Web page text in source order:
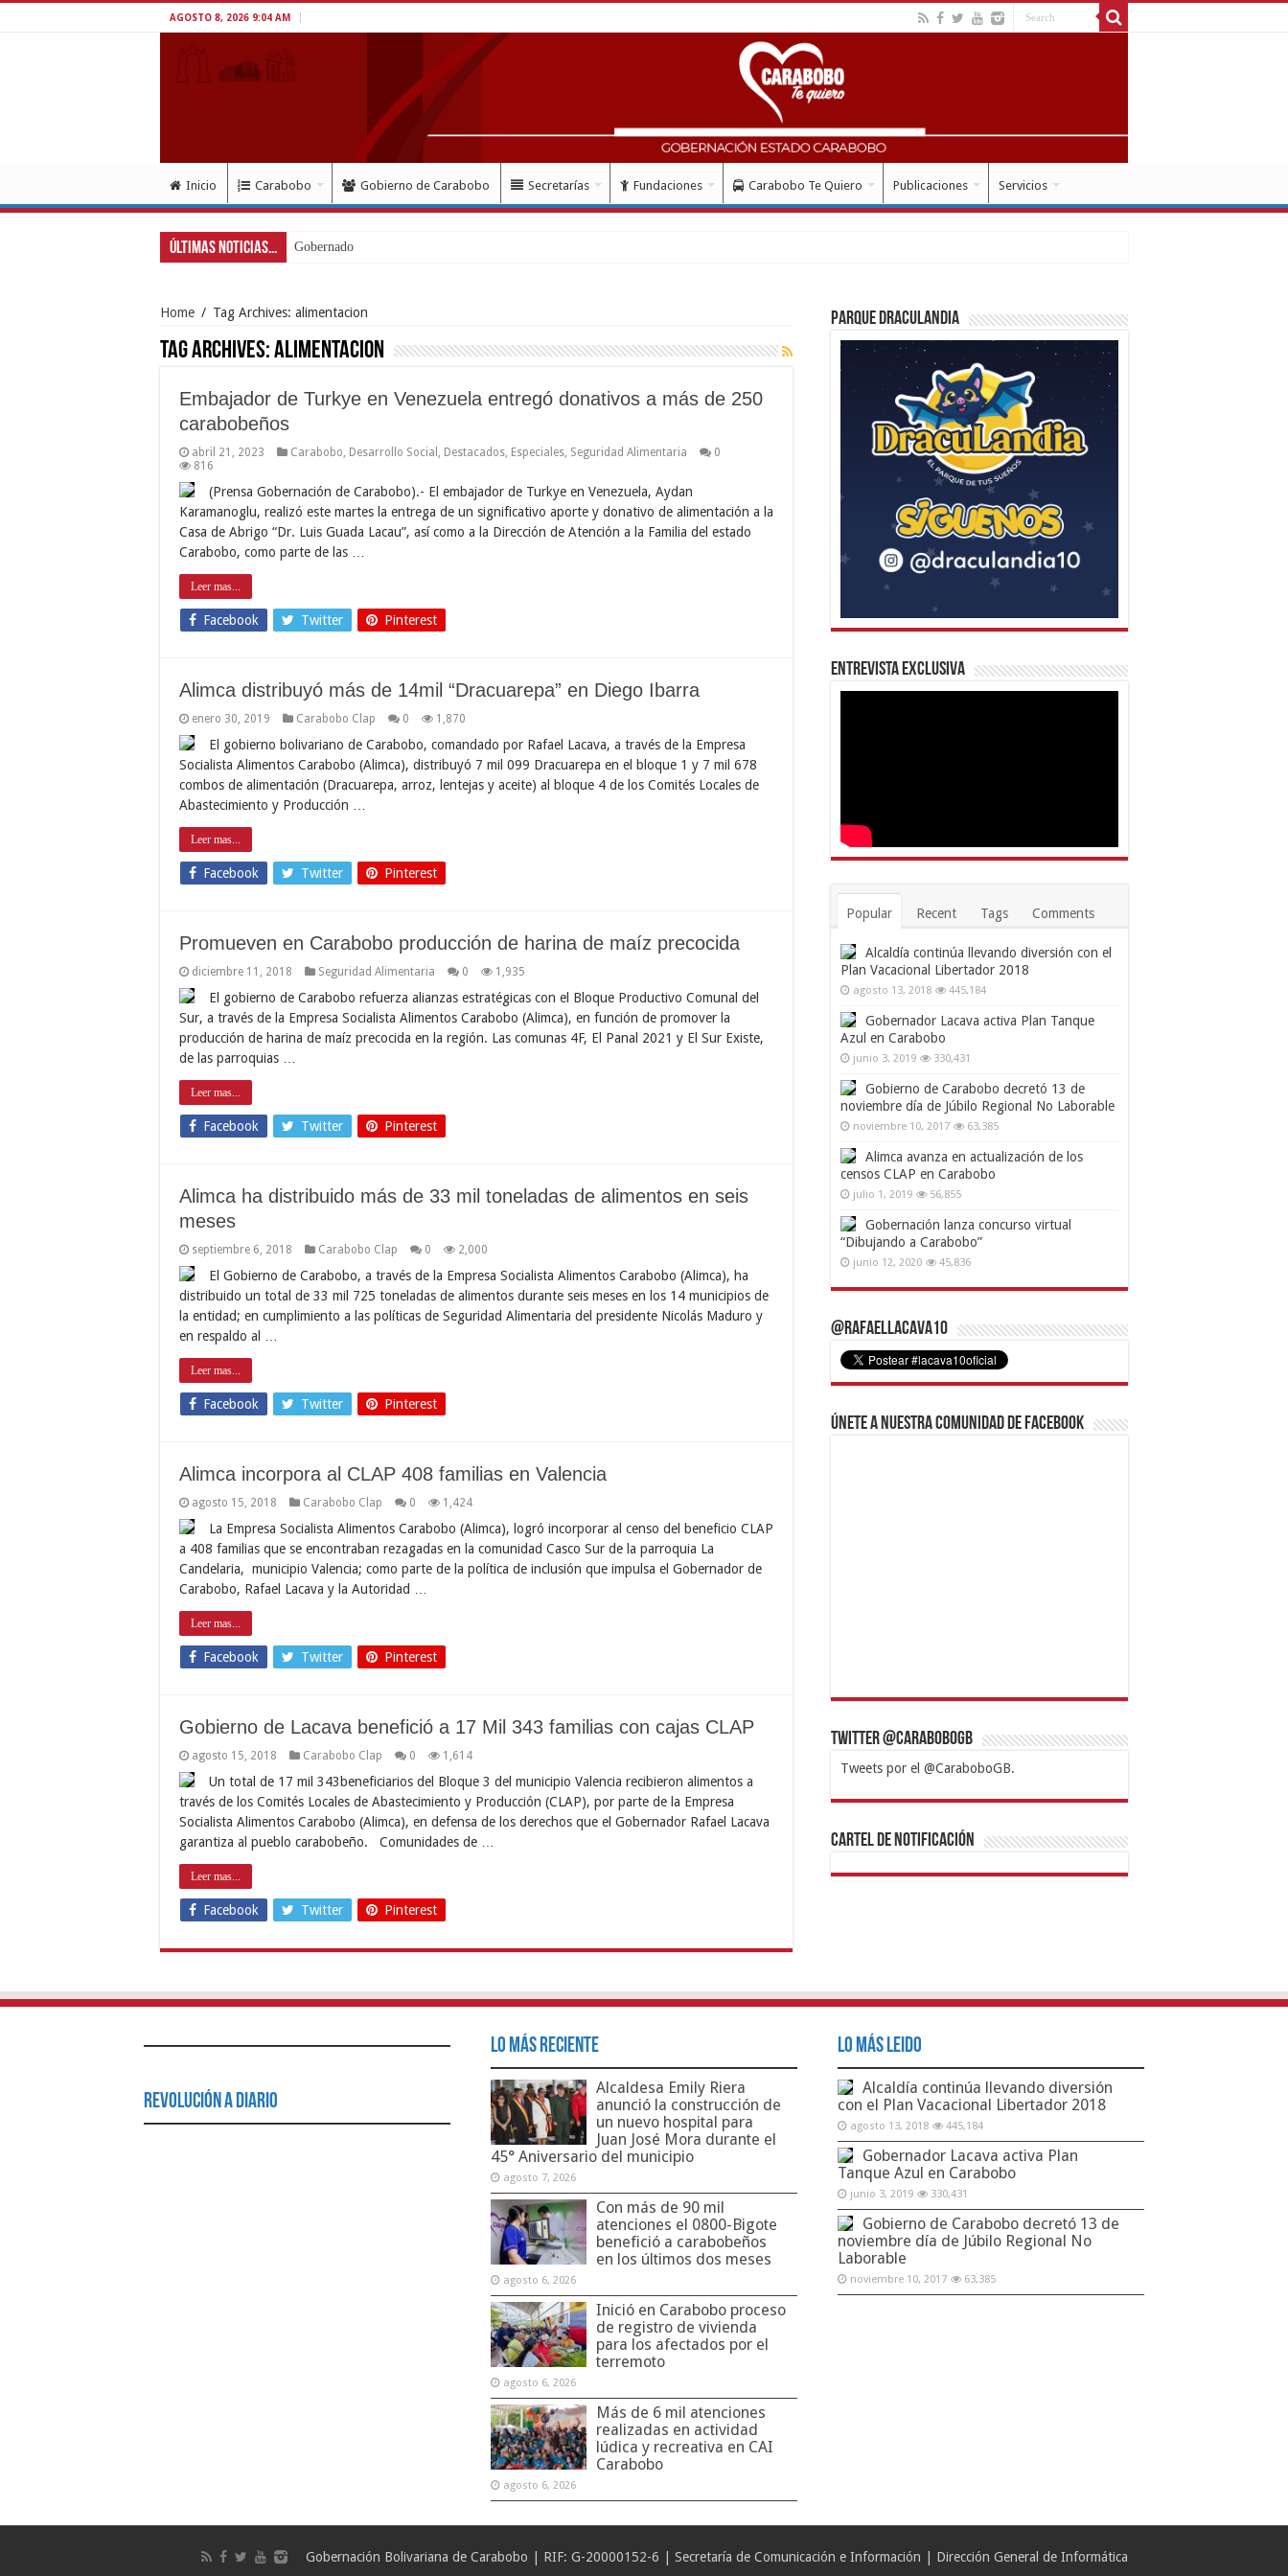
AGOSTO 8, 2026 9:04 AM
Inicio Carabobo Gobierno de Carabobo Secretarías Fundaciones Carabobo Te Quiero Publicaciones Servicios
Últimas Noticias... Gobernador Lacava a un me
Home / Tag Archives: alimentacion
Tag Archives:alimentacion
Embajador de Turkye en Venezuela entregó donativos a más de 250
carabobeños
abril 21, 2023 Carabobo Desarrollo Social Destacados Especiales Seguridad Alimentaria
0
816
(Prensa Gobernación de Carabobo).- El embajador de Turkye en Venezuela, Aydan
Karamanoglu, realizó este martes la entrega de un significativo aporte y donativo de alimentación a la
Casa de Abrigo “Dr. Luis Guada Lacau”, así como a la Dirección de Atención a la Familia del estado
Carabobo, como parte de las …
Leer mas...
Facebook Twitter Pinterest
Alimca distribuyó más de 14mil “Dracuarepa” en Diego Ibarra
enero 30, 2019 Carabobo Clap 0 1,870
El gobierno bolivariano de Carabobo, comandado por Rafael Lacava, a través de la Empresa
Socialista Alimentos Carabobo (Alimca), distribuyó 7 mil 099 Dracuarepa en el bloque 1 y 7 mil 678
combos de alimentación (Dracuarepa, arroz, lentejas y aceite) al bloque 4 de los Comités Locales de
Abastecimiento y Producción …
Leer mas...
Facebook Twitter Pinterest
Promueven en Carabobo producción de harina de maíz precocida
diciembre 11, 2018 Seguridad Alimentaria 0 1,935
El gobierno de Carabobo refuerza alianzas estratégicas con el Bloque Productivo Comunal del
Sur, a través de la Empresa Socialista Alimentos Carabobo (Alimca), en función de promover la
producción de harina de maíz precocida en la región. Las comunas 4F, El Panal 2021 y El Sur Existe,
de las parroquias …
Leer mas...
Facebook Twitter Pinterest
Alimca ha distribuido más de 33 mil toneladas de alimentos en seis
meses
septiembre 6, 2018 Carabobo Clap 0 2,000
El Gobierno de Carabobo, a través de la Empresa Socialista Alimentos Carabobo (Alimca), ha
distribuido un total de 33 mil 725 toneladas de alimentos durante seis meses en los 14 municipios de
la entidad; en cumplimiento a las políticas de Seguridad Alimentaria del presidente Nicolás Maduro y
en respaldo al …
Leer mas...
Facebook Twitter Pinterest
Alimca incorpora al CLAP 408 familias en Valencia
agosto 15, 2018 Carabobo Clap 0 1,424
La Empresa Socialista Alimentos Carabobo (Alimca), logró incorporar al censo del beneficio CLAP
a 408 familias que se encontraban rezagadas en la comunidad Casco Sur de la parroquia La
Candelaria, municipio Valencia; como parte de la política de inclusión que impulsa el Gobernador de
Carabobo, Rafael Lacava y la Autoridad …
Leer mas...
Facebook Twitter Pinterest
Gobierno de Lacava benefició a 17 Mil 343 familias con cajas CLAP
agosto 15, 2018 Carabobo Clap 0 1,614
Un total de 17 mil 343beneficiarios del Bloque 3 del municipio Valencia recibieron alimentos a
través de los Comités Locales de Abastecimiento y Producción (CLAP), por parte de la Empresa
Socialista Alimentos Carabobo (Alimca), en defensa de los derechos que el Gobernador Rafael Lacava
garantiza al pueblo carabobeño. Comunidades de …
Leer mas...
Facebook Twitter Pinterest
Parque Draculandia
Entrevista Exclusiva
Popular Recent Tags Comments
Alcaldía continúa llevando diversión con el
Plan Vacacional Libertador 2018
agosto 13, 2018 445,184
Gobernador Lacava activa Plan Tanque
Azul en Carabobo
junio 3, 2019 330,431
Gobierno de Carabobo decretó 13 de
noviembre día de Júbilo Regional No Laborable
noviembre 10, 2017 63,385
Alimca avanza en actualización de los
censos CLAP en Carabobo
julio 1, 2019 56,855
Gobernación lanza concurso virtual
“Dibujando a Carabobo”
junio 12, 2020 45,836
@RafaelLacava10
Únete a nuestra comunidad de Facebook
Twitter @CaraboboGB
Tweets por el @CaraboboGB.
1xbetBetturkeyBetistKralbetSupertotobetTipobet
https://mvbcasino.com/
Cartel de Notificación
Revolución a Diario
Lo Más Reciente
Alcaldesa Emily Riera
anunció la construcción de
un nuevo hospital para
Juan José Mora durante el
45° Aniversario del municipio
agosto 7, 2026
Con más de 90 mil
atenciones el 0800-Bigote
benefició a carabobeños
en los últimos dos meses
agosto 6, 2026
Inició en Carabobo proceso
de registro de vivienda
para los afectados por el
terremoto
agosto 6, 2026
Más de 6 mil atenciones
realizadas en actividad
lúdica y recreativa en CAI
Carabobo
agosto 6, 2026
Lo Más Leido
Alcaldía continúa llevando diversión
con el Plan Vacacional Libertador 2018
agosto 13, 2018 445,184
Gobernador Lacava activa Plan
Tanque Azul en Carabobo
junio 3, 2019 330,431
Gobierno de Carabobo decretó 13 de
noviembre día de Júbilo Regional No
Laborable
noviembre 10, 2017 63,385
Gobernación Bolivariana de Carabobo | RIF: G-20000152-6 | Secretaría de Comunicación e Información | Dirección General de Informática